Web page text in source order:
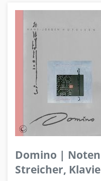
Domino |
Streicher,